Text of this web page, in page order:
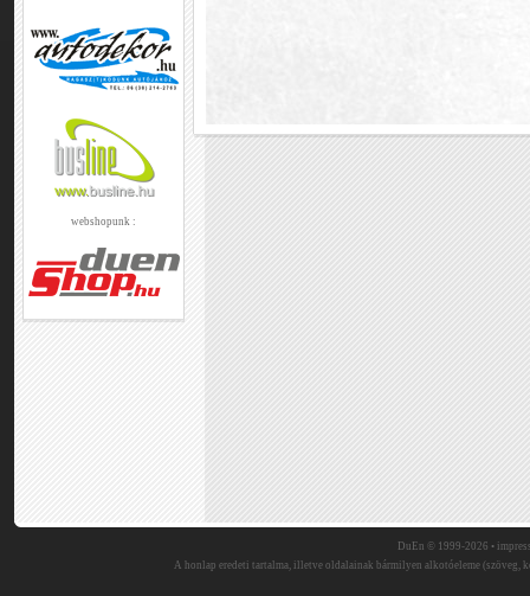
webshopunk :
DuEn © 1999-2026 •
A honlap eredeti tartalma, illetve oldalainak bármilyen alkotóeleme (szöveg,